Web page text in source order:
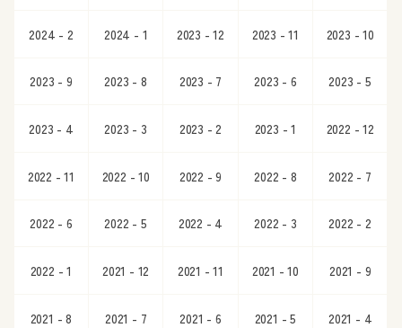
2024 - 2 2024 - 1 2023 - 12 2023 - 11 2023 - 10
2023 - 9 2023 - 8 2023 - 7 2023 - 6 2023 - 5
2023 - 4 2023 - 3 2023 - 2 2023 - 1 2022 - 12
2022 - 11 2022 - 10 2022 - 9 2022 - 8 2022 - 7
2022 - 6 2022 - 5 2022 - 4 2022 - 3 2022 - 2
2022 - 1 2021 - 12 2021 - 11 2021 - 10 2021 - 9
2021 - 8 2021 - 7 2021 - 6 2021 - 5 2021 - 4